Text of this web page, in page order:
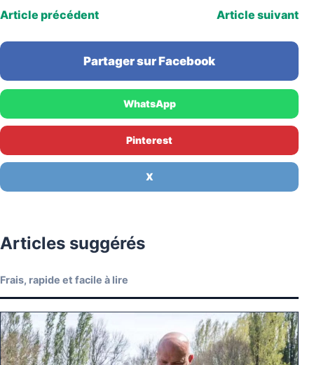
Article précédent Article suivant
Partager sur Facebook
WhatsApp
Pinterest
X
Articles suggérés
Frais, rapide et facile à lire